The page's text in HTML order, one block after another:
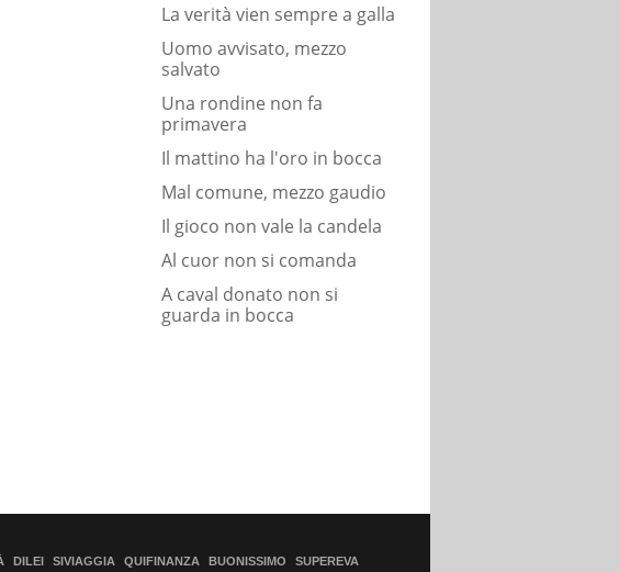
La verità vien sempre a galla
Uomo avvisato, mezzo
salvato
Una rondine non fa
primavera
Il mattino ha l'oro in bocca
Mal comune, mezzo gaudio
Il gioco non vale la candela
Al cuor non si comanda
A caval donato non si
guarda in bocca
DILEI SIVIAGGIA QUIFINANZA BUONISSIMO SUPEREVA